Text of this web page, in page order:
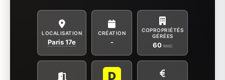
LOCALISATION
Paris 17e
CRÉATION
-
COPROPRIÉTÉS
GÉRÉES
60 RNIC
D